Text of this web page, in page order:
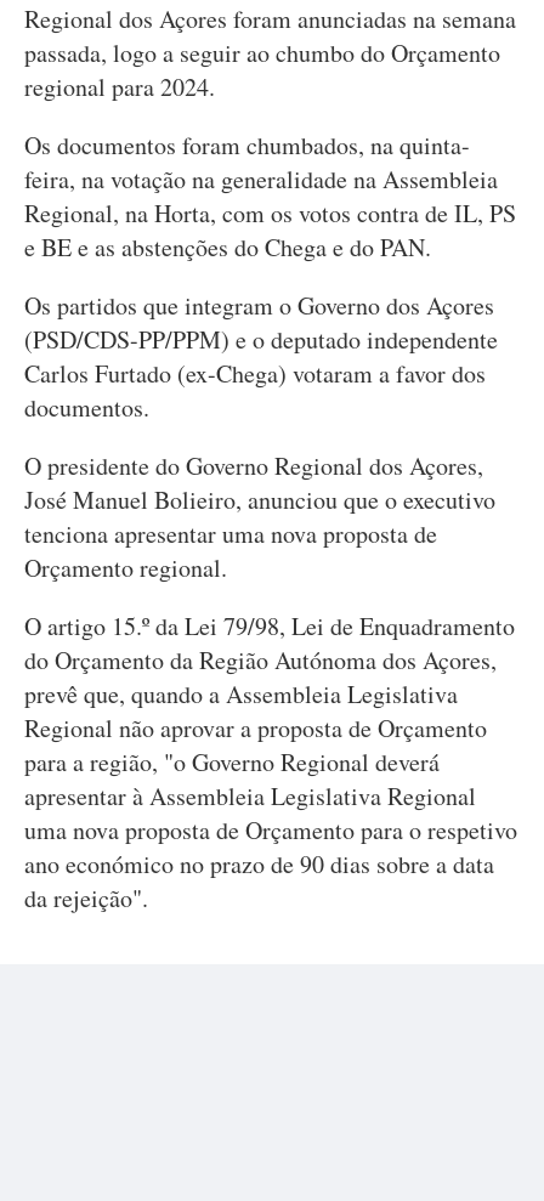
Regional dos Açores foram anunciadas na semana
passada, logo a seguir ao chumbo do Orçamento
regional para 2024.
Os documentos foram chumbados, na quinta-
feira, na votação na generalidade na Assembleia
Regional, na Horta, com os votos contra de IL, PS
e BE e as abstenções do Chega e do PAN.
Os partidos que integram o Governo dos Açores
(PSD/CDS-PP/PPM) e o deputado independente
Carlos Furtado (ex-Chega) votaram a favor dos
documentos.
O presidente do Governo Regional dos Açores,
José Manuel Bolieiro, anunciou que o executivo
tenciona apresentar uma nova proposta de
Orçamento regional.
O artigo 15.º da Lei 79/98, Lei de Enquadramento
do Orçamento da Região Autónoma dos Açores,
prevê que, quando a Assembleia Legislativa
Regional não aprovar a proposta de Orçamento
para a região, "o Governo Regional deverá
apresentar à Assembleia Legislativa Regional
uma nova proposta de Orçamento para o respetivo
ano económico no prazo de 90 dias sobre a data
da rejeição".